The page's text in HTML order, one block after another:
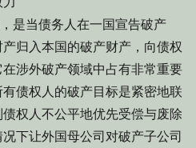
是当债务人在一国宣告破产
归入本国的破产财产，向债权
涉外破产领域中占有非常重要
债权人的破产目标是紧密地联
权人不公平地优先受偿与废除
下让外国母公司对破产子公司